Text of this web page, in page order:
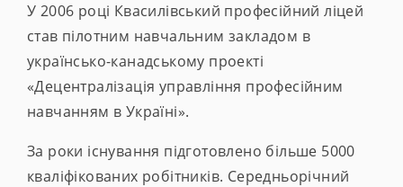
У 2006 році Квасилівський професійний ліцей
став пілотним навчальним закладом в
українсько-канадському проекті
«Децентралізація управління професійним
навчанням в Україні».
За роки існування підготовлено більше 5000
кваліфікованих робітників. Середньорічний